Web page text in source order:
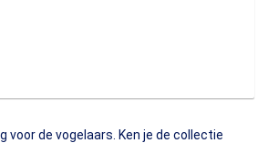
voor de vogelaars. Ken je de collectie